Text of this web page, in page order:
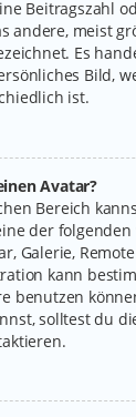
Beitragszahl
andere, meist
Es
Bild,
ist.
Avatar?
Bereich
der
Galerie,
kann
benutzen
solltest du